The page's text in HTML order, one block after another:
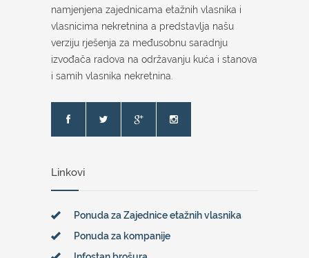
namjenjena zajednicama etažnih vlasnika i
vlasnicima nekretnina a predstavlja našu
verziju rješenja za međusobnu saradnju
izvođača radova na održavanju kuća i stanova
i samih vlasnika nekretnina.
Linkovi
Ponuda za Zajednice etažnih vlasnika
Ponuda za kompanije